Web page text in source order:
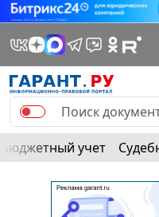
Бюджетный учет